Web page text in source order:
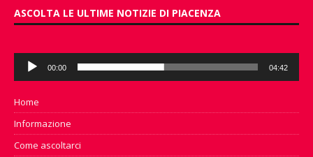
ASCOLTA LE ULTIME NOTIZIE DI PIACENZA
Audio
Player
00:00 04:42
Home
Informazione
Come ascoltarci